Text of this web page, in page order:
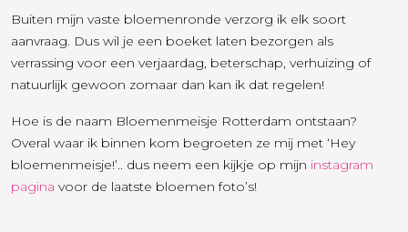
Buiten mijn vaste bloemenronde verzorg ik elk soort
aanvraag. Dus wil je een boeket laten bezorgen als
verrassing voor een verjaardag, beterschap, verhuizing of
natuurlijk gewoon zomaar dan kan ik dat regelen!
Hoe is de naam Bloemenmeisje Rotterdam ontstaan?
Overal waar ik binnen kom begroeten ze mij met ‘Hey
bloemenmeisje!’.. dus neem een kijkje op mijn instagram
pagina voor de laatste bloemen foto’s!